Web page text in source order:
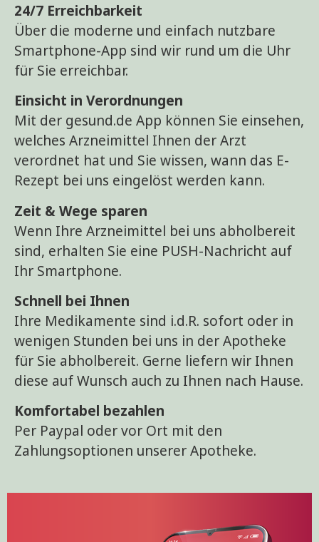
24/7 Erreichbarkeit
Über die moderne und einfach nutzbare
Smartphone-App sind wir rund um die Uhr
für Sie erreichbar.
Einsicht in Verordnungen
Mit der gesund.de App können Sie einsehen,
welches Arzneimittel Ihnen der Arzt
verordnet hat und Sie wissen, wann das E-
Rezept bei uns eingelöst werden kann.
Zeit & Wege sparen
Wenn Ihre Arzneimittel bei uns abholbereit
sind, erhalten Sie eine PUSH-Nachricht auf
Ihr Smartphone.
Schnell bei Ihnen
Ihre Medikamente sind i.d.R. sofort oder in
wenigen Stunden bei uns in der Apotheke
für Sie abholbereit. Gerne liefern wir Ihnen
diese auf Wunsch auch zu Ihnen nach Hause.
Komfortabel bezahlen
Per Paypal oder vor Ort mit den
Zahlungsoptionen unserer Apotheke.